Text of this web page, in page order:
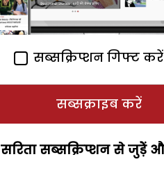
सब्सक्रिप्शन गिफ्ट करें
सब्सक्राइब करें
सरिता सब्सक्रिप्शन से जुड़ेें